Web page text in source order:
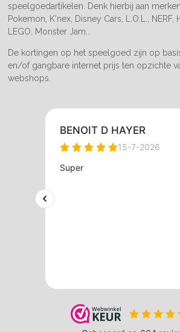
speelgoedartikelen. Denk hierbij aan
Pokemon, K'nex, Disney Cars, L.O.L., NERF,
LEGO, Monster Jam...
De kortingen op het speelgoed zijn op
en/of gangbare internet prijs ten opzichte
webshops.